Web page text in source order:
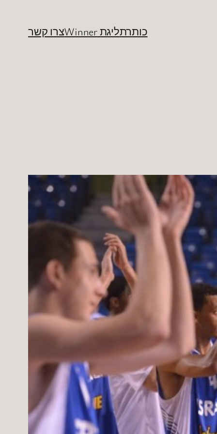
כותרתליגת Winner צרו קשר